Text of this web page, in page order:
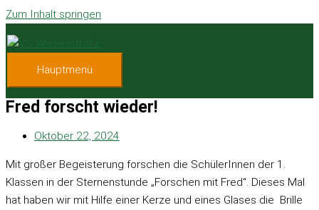
Zum Inhalt springen
Hauptmenü
Fred forscht wieder!
Oktober 22, 2024
Mit großer Begeisterung forschen die SchülerInnen der 1.
Klassen in der Sternenstunde „Forschen mit Fred“. Dieses Mal
hat haben wir mit Hilfe einer Kerze und eines Glases die Brille